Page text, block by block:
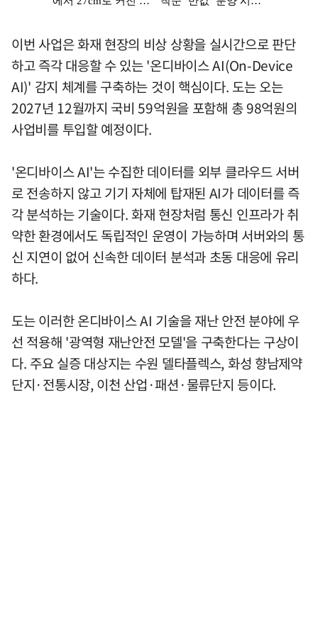
이번 사업은 화재 현장의 비상 상황을 실시간으로 판단
하고 즉각 대응할 수 있는 '온디바이스 AI(On-Device
AI)' 감지 체계를 구축하는 것이 핵심이다. 도는 오는
2027년 12월까지 국비 59억원을 포함해 총 98억원의
사업비를 투입할 예정이다.
'온디바이스 AI'는 수집한 데이터를 외부 클라우드 서버
로 전송하지 않고 기기 자체에 탑재된 AI가 데이터를 즉
각 분석하는 기술이다. 화재 현장처럼 통신 인프라가 취
약한 환경에서도 독립적인 운영이 가능하며 서버와의 통
신 지연이 없어 신속한 데이터 분석과 초동 대응에 유리
하다.
도는 이러한 온디바이스 AI 기술을 재난 안전 분야에 우
선 적용해 '광역형 재난안전 모델'을 구축한다는 구상이
다. 주요 실증 대상지는 수원 델타플렉스, 화성 향남제약
단지·전통시장, 이천 산업·패션·물류단지 등이다.